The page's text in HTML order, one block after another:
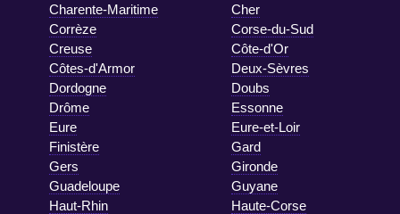
Charente-Maritime
Cher
Corrèze
Corse-du-Sud
Creuse
Côte-d'Or
Côtes-d'Armor
Deux-Sèvres
Dordogne
Doubs
Drôme
Essonne
Eure
Eure-et-Loir
Finistère
Gard
Gers
Gironde
Guadeloupe
Guyane
Haut-Rhin
Haute-Corse